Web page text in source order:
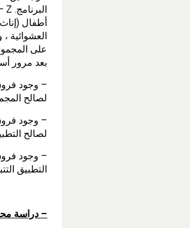
العشوائية
على
بعد مرور
– وجود
لصالح
– وجود
لصالح
– وجود
التطبيق
– دراسة محمد سعدي(2007)